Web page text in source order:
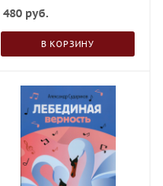
480 руб.
В КОРЗИНУ